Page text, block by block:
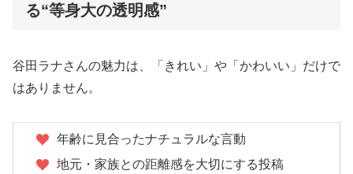
る“等身大の透明感”
谷田ラナさんの魅力は、「きれい」や「かわいい」だけで
はありません。
年齢に見合ったナチュラルな言動
地元・家族との距離感を大切にする投稿